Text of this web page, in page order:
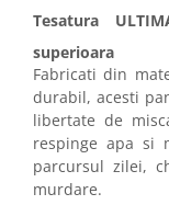
Imbracaminte
Tricouri
Bluze & Pulovere
Camasi
Pantaloni
Pantaloni cu pieptar
Hanorace
Tesatura
superioara
Fabricati din
durabil, acesti
libertate de
respinge apa si
parcursul zilei,
murdare.